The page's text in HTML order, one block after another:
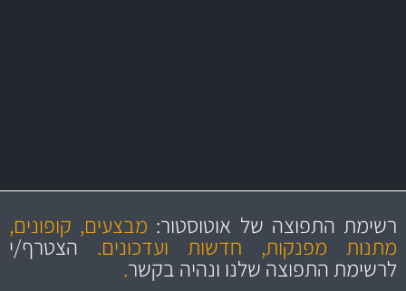
מקצועיות
ושירות מצויין
מחירים
הוגנים
והיצע מוצרים איכותירשימת התפוצה של אוטוסטור: מבצעים, קופונים,
מתנות מפנקות, חדשות ועדכונים.הצטרף/י
לרשימת התפוצה שלנו ונהיה בקשר.